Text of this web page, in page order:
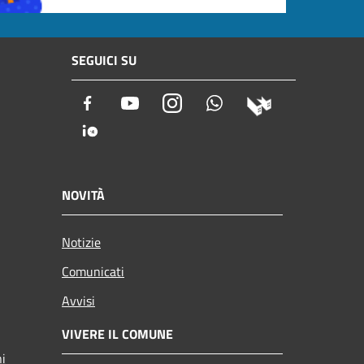
SEGUICI SU
Facebook YoutubeInstagramWhatsapp
NOVITÀ
Notizie
Comunicati
Avvisi
VIVERE IL COMUNE